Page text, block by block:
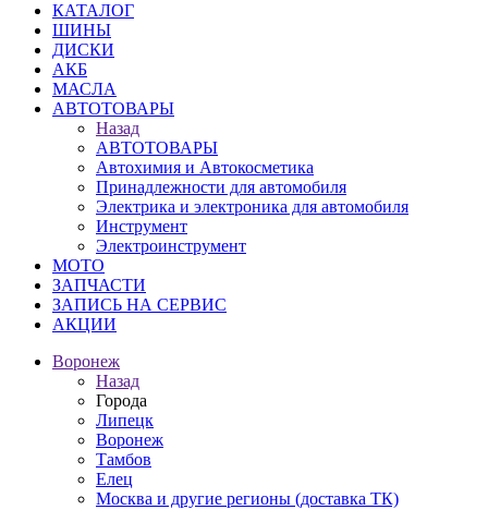
КАТАЛОГ
ШИНЫ
ДИСКИ
АКБ
МАСЛА
АВТОТОВАРЫ
Назад
АВТОТОВАРЫ
Автохимия и Автокосметика
Принадлежности для автомобиля
Электрика и электроника для автомобиля
Инструмент
Электроинструмент
МОТО
ЗАПЧАСТИ
ЗАПИСЬ НА СЕРВИС
АКЦИИ
Воронеж
Назад
Города
Липецк
Воронеж
Тамбов
Елец
Москва и другие регионы (доставка ТК)